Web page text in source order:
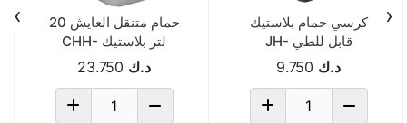
كرسي حمام بلاستيك
قابل للطي JH-
6302T-GREEN
د.ك 9.750
حمام متنقل العايش 20
لتر بلاستيك CHH-
3320-Tد.ك 23.750
‹
›